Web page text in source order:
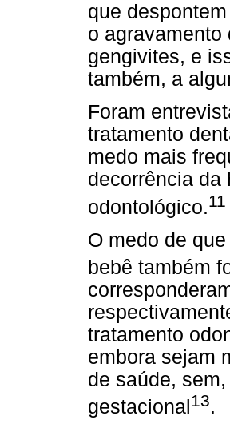
que
o
gengivites, e
também, a
Foram
tratamento
medo mais
decorrência da
odontológico.11
O medo de
bebê também
tratamento
embora sejam
de saúde,
gestacional 13.